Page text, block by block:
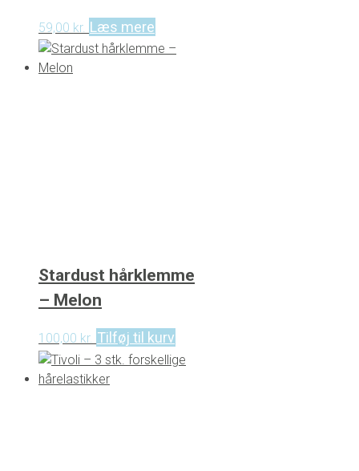
59,00 kr. Læs mere
Stardust hårklemme
– Melon
100,00 kr. Tilføj til kurv